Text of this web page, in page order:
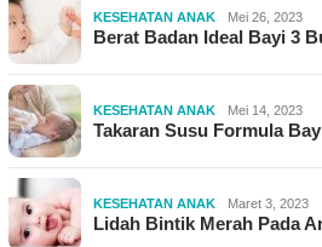
KESEHATAN ANAK Mei 26, 2023
Berat Badan Ideal Bayi 3
KESEHATAN ANAK Mei 14, 2023
Takaran Susu Formula
KESEHATAN ANAK Maret 3, 2023
Lidah Bintik Merah Pada